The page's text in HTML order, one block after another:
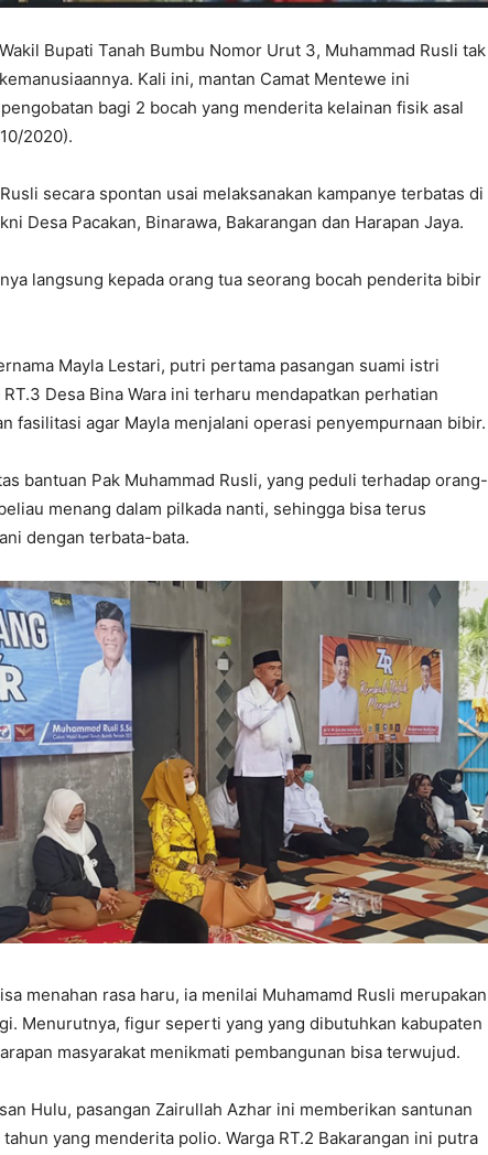
Bupati Tanah Bumbu Nomor Urut 3, Muhammad Rusli tak
Kali ini, mantan Camat Mentewe ini
bagi 2 bocah yang menderita kelainan fisik asal
2020).
secara spontan usai melaksanakan kampanye terbatas di
Desa Pacakan, Binarawa, Bakarangan dan Harapan Jaya.
langsung kepada orang tua seorang bocah penderita bibir
Mayla Lestari, putri pertama pasangan suami istri
Desa Bina Wara ini terharu mendapatkan perhatian
fasilitasi agar Mayla menjalani operasi penyempurnaan bibir.
bantuan Pak Muhammad Rusli, yang peduli terhadap orang-
menang dalam pilkada nanti, sehingga bisa terus
dengan terbata-bata.
menahan rasa haru, ia menilai Muhamamd Rusli merupakan
Menurutnya, figur seperti yang yang dibutuhkan kabupaten
masyarakat menikmati pembangunan bisa terwujud.
Hulu, pasangan Zairullah Azhar ini memberikan santunan
yang menderita polio. Warga RT.2 Bakarangan ini putra